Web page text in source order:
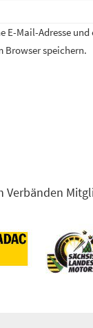
E-Mail-Adresse
Browser speichern.
Verbänden